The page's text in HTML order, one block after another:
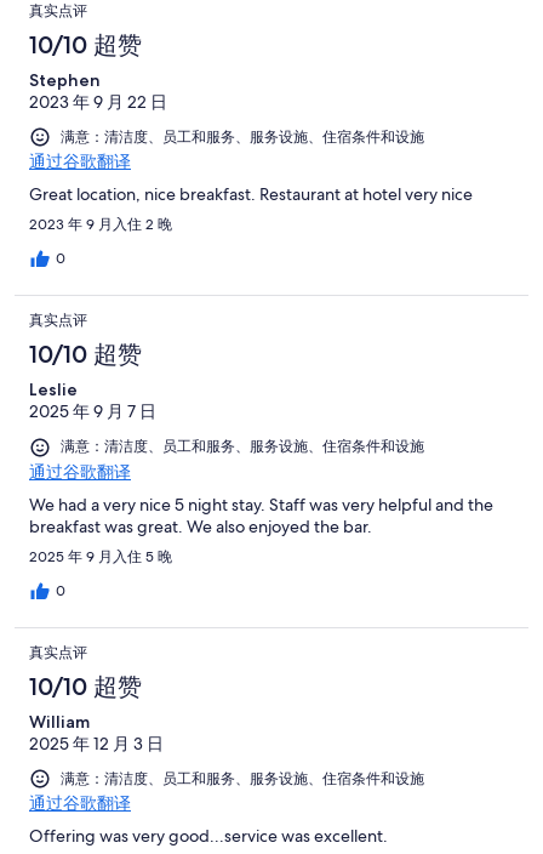
真实点评
10/10 超赞
Stephen
2023 年 9 月 22 日
满意：清洁度、员工和服务、服务设施、住宿条件和设施
通过谷歌翻译
Great location, nice breakfast. Restaurant at hotel very nice
2023 年 9 月入住 2 晚
0
真实点评
10/10 超赞
Leslie
2025 年 9 月 7 日
满意：清洁度、员工和服务、服务设施、住宿条件和设施
通过谷歌翻译
We had a very nice 5 night stay. Staff was very helpful and the
breakfast was great. We also enjoyed the bar.
2025 年 9 月入住 5 晚
0
真实点评
10/10 超赞
William
2025 年 12 月 3 日
满意：清洁度、员工和服务、服务设施、住宿条件和设施
通过谷歌翻译
Offering was very good...service was excellent.